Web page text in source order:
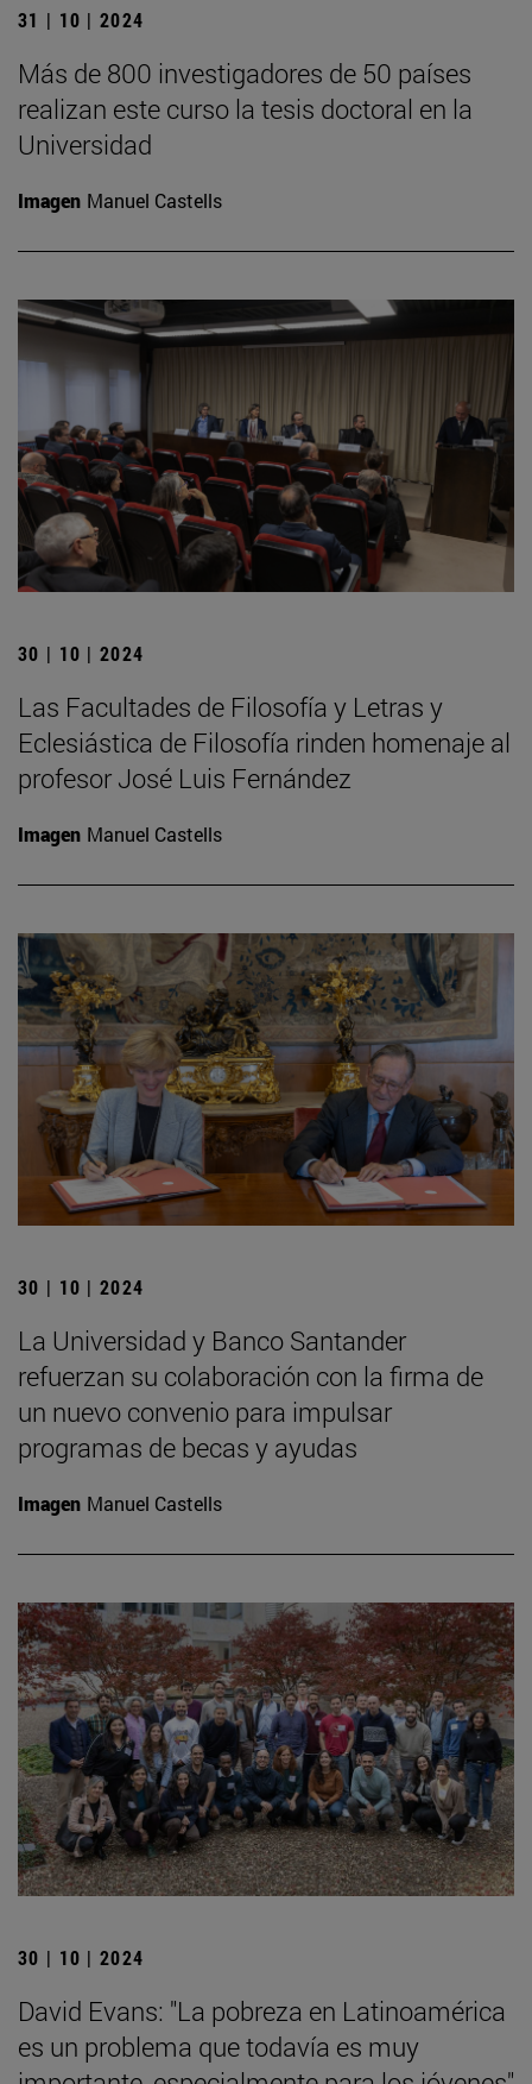
31 | 10 | 2024
Más de 800 investigadores de 50 países
realizan este curso la tesis doctoral en la
Universidad
Imagen Manuel Castells
30 | 10 | 2024
Las Facultades de Filosofía y Letras y
Eclesiástica de Filosofía rinden homenaje al
profesor José Luis Fernández
Imagen Manuel Castells
30 | 10 | 2024
La Universidad y Banco Santander
refuerzan su colaboración con la firma de
un nuevo convenio para impulsar
programas de becas y ayudas
Imagen Manuel Castells
30 | 10 | 2024
David Evans: "La pobreza en Latinoamérica
es un problema que todavía es muy